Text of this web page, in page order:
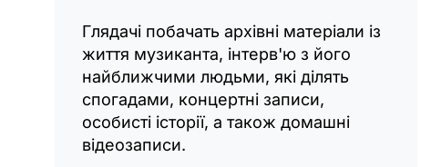
Глядачі побачать архівні матеріали із
життя музиканта, інтерв'ю з його
найближчими людьми, які ділять
спогадами, концертні записи,
особисті історії, а також домашні
відеозаписи.